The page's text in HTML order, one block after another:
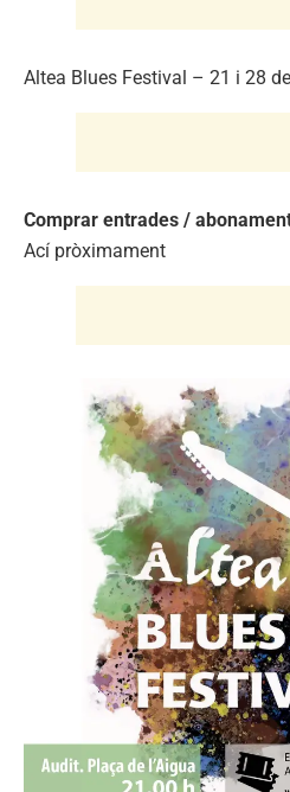
Altea Blues Festival – 21 i 28
Comprar entrades /
Ací pròximament